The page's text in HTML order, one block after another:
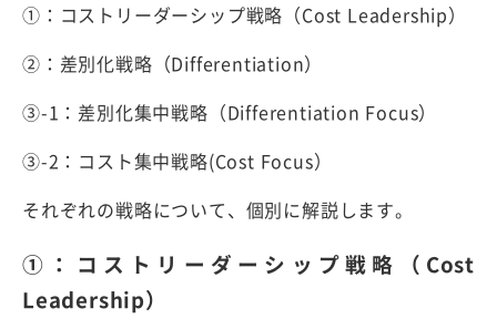
①：コストリーダーシップ戦略（Cost Leadership）
②：差別化戦略（Differentiation）
③-1：差別化集中戦略（Differentiation Focus）
③-2：コスト集中戦略(Cost Focus）
それぞれの戦略について、個別に解説します。
①：コストリーダーシップ戦略（Cost
Leadership）